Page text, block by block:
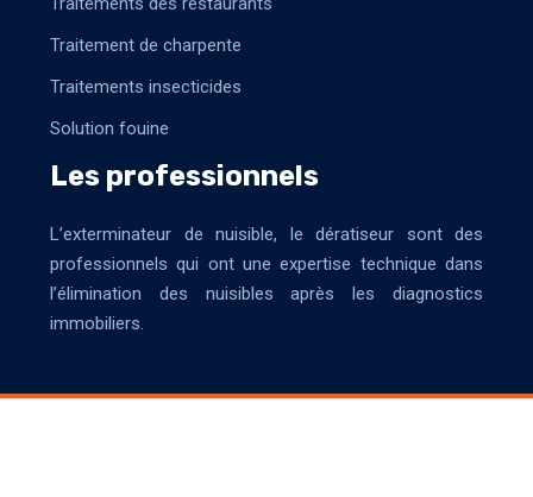
Traitement de charpente
Traitements insecticides
Solution fouine
Les professionnels
L’exterminateur de nuisible, le dératiseur sont des
professionnels qui ont une expertise technique dans
l’élimination des nuisibles après les diagnostics
immobiliers.